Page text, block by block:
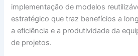
implementação de modelos
estratégico que traz benefícios a
a eficiência e a produtividade da
de projetos.